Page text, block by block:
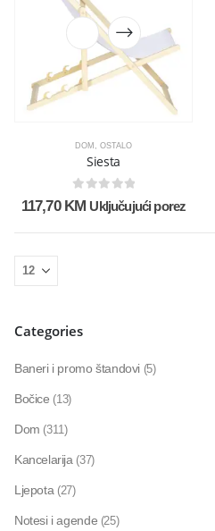
DOM , OSTALO
Siesta
0out of 5
117,70 KM Uključujući porez
Categories
Baneri i promo štandovi (5)
Bočice (13)
Dom (311)
Kancelarija (37)
Ljepota (27)
Notesi i agende (25)